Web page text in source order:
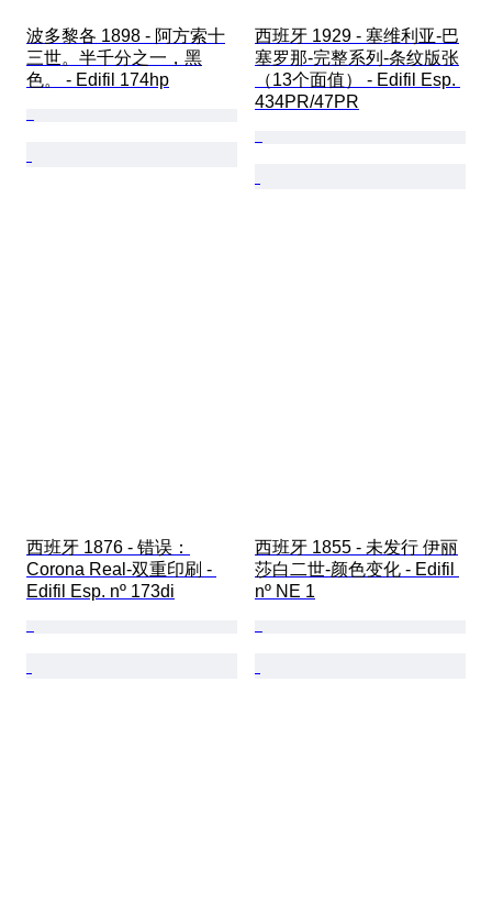
波多黎各 1898 - 阿方索十
三世。半千分之一，黑
色。 - Edifil 174hp
西班牙 1929 - 塞维利亚-巴
塞罗那-完整系列-条纹版张
（13个面值） - Edifil Esp.
434PR/47PR
西班牙 1876 - 错误：
Corona Real-双重印刷 -
Edifil Esp. nº 173di
西班牙 1855 - 未发行 伊丽
莎白二世-颜色变化 - Edifil
nº NE 1